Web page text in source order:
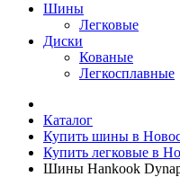
Шины
Легковые
Диски
Кованые
Легкосплавные
Каталог
Купить шины в
Купить легковые в
Шины Hankook